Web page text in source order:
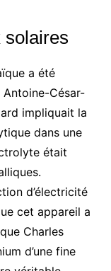
solaires
a été
César-
impliquait la
dans une
était
d’électricité
cet appareil a
Charles
d’une fine